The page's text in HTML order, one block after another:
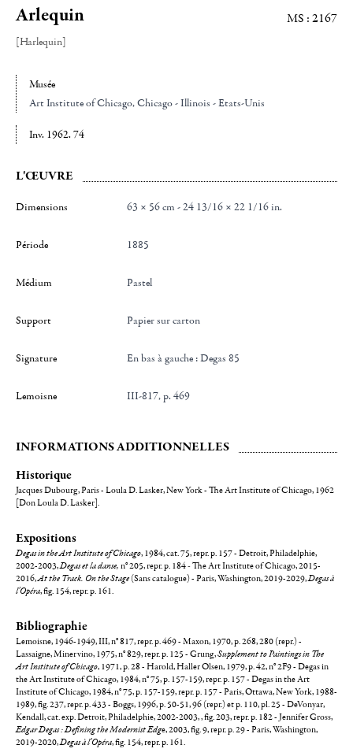
Arlequin
[Harlequin]
MS : 2167
Musée
Art Institute of Chicago, Chicago - Illinois - Etats-Unis
Inv. 1962. 74
L'ŒUVRE
Dimensions 63 × 56 cm - 24 13/16 × 22 1/16 in.
Période 1885
Médium Pastel
Support papier sur carton
Signature en bas à gauche : Degas 85
Lemoisne III-817, p. 469
INFORMATIONS ADDITIONNELLES
Historique
Jacques Dubourg, Paris - Loula D. Lasker, New York - The Art Institute of Chicago, 1962
[Don Loula D. Lasker].
Expositions
Degas in the Art Institute of Chicago, 1984, cat. 75, repr. p. 157 - Detroit, Philadelphie,
2002-2003,Degas et la danse, n° 205, repr. p. 184-The Art Institute of Chicago, 2015-
2016,At the Track. On the Stage (Sans catalogue) - Paris, Washington, 2019-2029,Degas à
l'Opéra, fig. 154, repr. p. 161.
Bibliographie
Lemoisne, 1946-1949, III, n° 817, repr. p. 469 - Maxon, 1970, p. 268, 280 (repr.) -
Lassaigne, Minervino, 1975, n° 829, repr. p. 125 - Grung,Supplement to Paintings in The
Art Institute of Chicago, 1971, p. 28 - Harold, Haller Olsen, 1979, p. 42, n° 2F9 - Degas in
the Art Institute of Chicago, 1984, n° 75, p. 157-159, repr. p. 157 - Degas in the Art
Institute of Chicago, 1984, n° 75, p. 157-159, repr. p. 157 - Paris, Ottawa, New York, 1988-
1989, fig. 237, repr. p. 433 - Boggs, 1996, p. 50-51, 96 (repr.) et p. 110, pl. 25 - DeVonyar,
Kendall, cat. exp. Detroit, Philadelphie, 2002-2003, , fig. 203, repr. p. 182 - Jennifer Gross,
Edgar Degas : Defining the Modernist Edge, 2003, fig. 9, repr. p. 29 - Paris, Washington,
2019-2020,Degas à l'Opéra, fig. 154, repr. p. 161.